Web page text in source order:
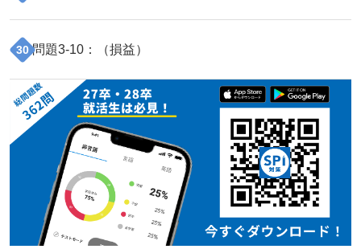
30 問題3-10 ：（損益）